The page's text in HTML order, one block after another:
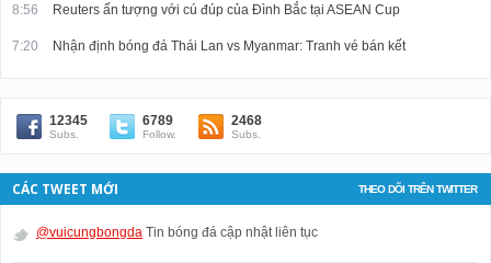
8:56 Reuters ấn tượng với cú đúp của Đình Bắc tại ASEAN Cup
7:20 Nhận định bóng đá Thái Lan vs Myanmar: Tranh vé bán kết
12345
Subs.
6789
Follow.
2468
Subs.
THEO DÕI TRÊN TWITTER
CÁC TWEET MỚI
@vuicungbongda Tin bóng đá cập nhật liên tục